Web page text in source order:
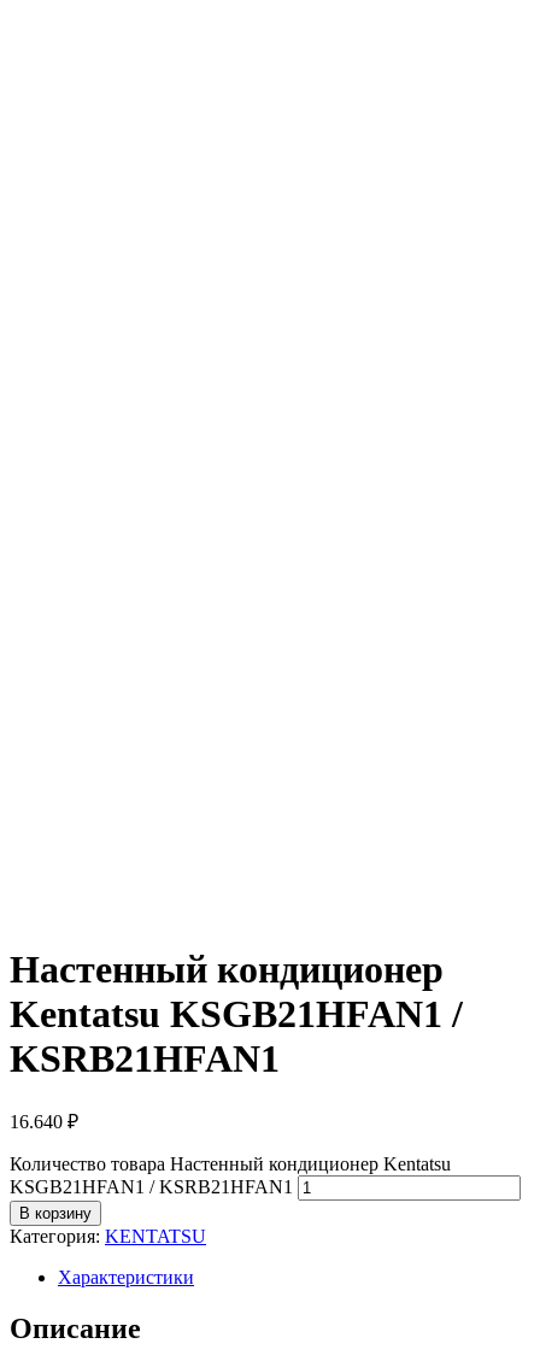
Настенный кондиционер
Kentatsu KSGB21HFAN1 /
KSRB21HFAN1
16.640 ₽
Количество товара Настенный кондиционер Kentatsu
KSGB21HFAN1 / KSRB21HFAN1
В корзину
Категория: KENTATSU
Характеристики
Описание